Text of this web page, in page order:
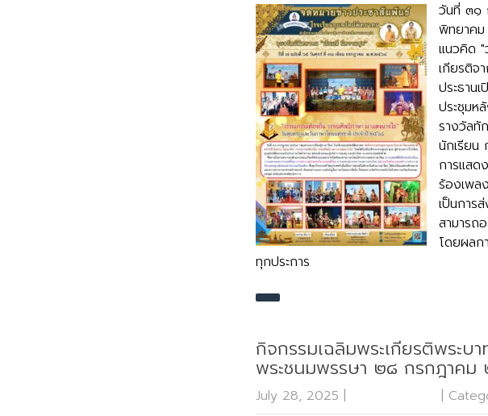
วันที่ ๓๑
พิทยาคม
แนวคิด
เกียรติจ
ประธาน
ประชุมห
รางวัลทั
นักเรียน
การแสด
ร้องเพล
เป็นการ
สามารถ
โดยผลก
ทุกประการ
กิจกรรมเฉลิมพระเกียรติพระบ
พระชนมพรรษา ๒๘ กรกฎาคม
July 28, 2025 | |